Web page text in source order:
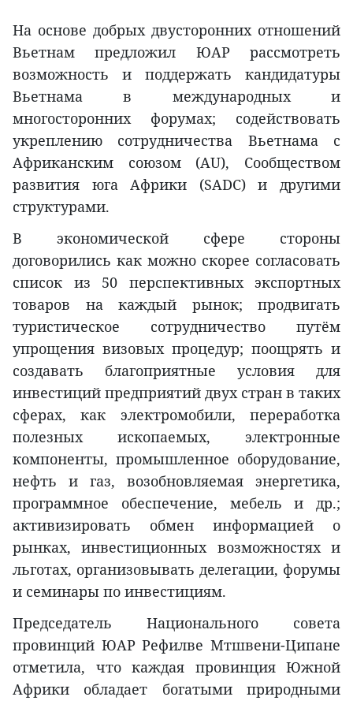
На основе добрых двусторонних отношений
Вьетнам предложил ЮАР рассмотреть
возможность и поддержать кандидатуры
Вьетнама в международных и
многосторонних форумах; содействовать
укреплению сотрудничества Вьетнама с
Африканским союзом (AU), Сообществом
развития юга Африки (SADC) и другими
структурами.
В экономической сфере стороны
договорились как можно скорее согласовать
список из 50 перспективных экспортных
товаров на каждый рынок; продвигать
туристическое сотрудничество путём
упрощения визовых процедур; поощрять и
создавать благоприятные условия для
инвестиций предприятий двух стран в таких
сферах, как электромобили, переработка
полезных ископаемых, электронные
компоненты, промышленное оборудование,
нефть и газ, возобновляемая энергетика,
программное обеспечение, мебель и др.;
активизировать обмен информацией о
рынках, инвестиционных возможностях и
льготах, организовывать делегации, форумы
и семинары по инвестициям.
Председатель Национального совета
провинций ЮАР Рефилве Мтшвени-Ципане
отметила, что каждая провинция Южной
Африки обладает богатыми природными